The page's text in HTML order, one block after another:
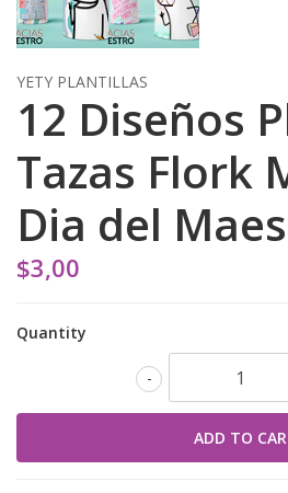
YETY PLANTILLAS
12 Diseños
Tazas Flork
Dia del
$3,00
Quantity
-